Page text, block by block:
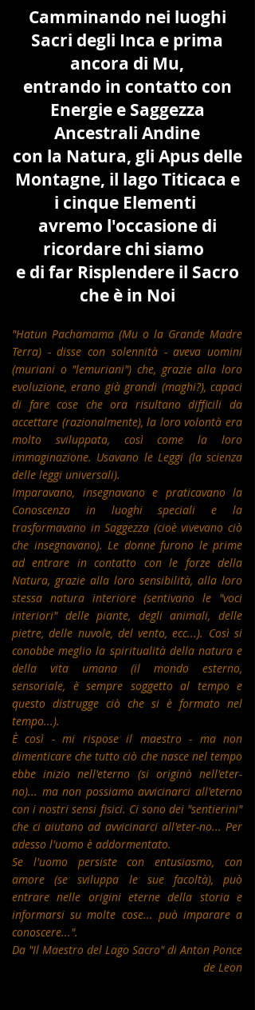
Camminando nei luoghi
Sacri degli Inca e prima
ancora di Mu,
entrando in contatto con
Energie e Saggezza
Ancestrali Andine
con la Natura, gli Apus delle
Montagne, il lago Titicaca e
i cinque Elementi
avremo l'occasione di
ricordare chi siamo
e di far Risplendere il Sacro
che è in Noi
"Hatun Pachamama (Mu o la Grande Madre
Terra) - disse con solennità - aveva uomini
(muriani o "lemuriani") che, grazie alla loro
evoluzione, erano già grandi (maghi?), capaci
di fare cose che ora risultano difficili da
accettare (razionalmente), la loro volontà era
molto sviluppata, così come la loro
immaginazione. Usavano le Leggi (la scienza
delle leggi universali).
Imparavano, insegnavano e praticavano la
Conoscenza in luoghi speciali e la
trasformavano in Saggezza (cioè vivevano ciò
che insegnavano). Le donne furono le prime
ad entrare in contatto con le forze della
Natura, grazie alla loro sensibilità, alla loro
stessa natura interiore (sentivano le "voci
interiori" delle piante, degli animali, delle
pietre, delle nuvole, del vento, ecc...). Così si
conobbe meglio la spiritualità della natura e
della vita umana (il mondo esterno,
sensoriale, è sempre soggetto al tempo e
questo distrugge ciò che si è formato nel
tempo...).
È così - mi rispose il maestro - ma non
dimenticare che tutto ciò che nasce nel tempo
ebbe inizio nell'eterno (si originò nell'eter-
no)... ma non possiamo avvicinarci all'eterno
con i nostri sensi fisici. Ci sono dei "sentierini"
che ci aiutano ad avvicinarci all'eter-no... Per
adesso l'uomo è addormentato.
Se l'uomo persiste con entusiasmo, con
amore (se sviluppa le sue facoltà), può
entrare nelle origini eterne della storia e
informarsi su molte cose... può imparare a
conoscere...".
Da "Il Maestro del Lago Sacro" di Anton Ponce
de Leon